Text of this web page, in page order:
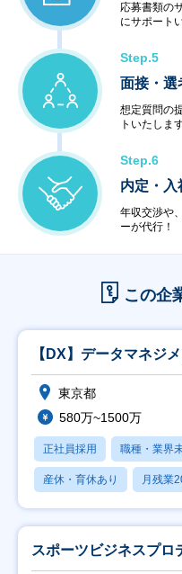
応募書類の
にサポート
Step.5
面接・選
想定質問の
トいたします
Step.6
内定・入
年収交渉や
ーが代行！
この企
【DX】データマネジ
東京都
580万~1500万
正社員採用 職種・業界
産休・育休あり 月残業
スポーツビジネスプロ